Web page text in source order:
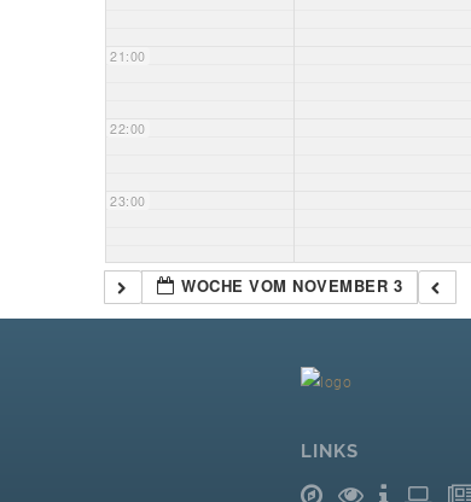
21:00
22:00
23:00
WOCHE VOM NOVEMBER 3
LINKS